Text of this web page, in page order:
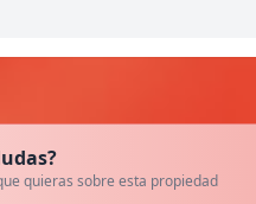
quieras sobre esta propiedad